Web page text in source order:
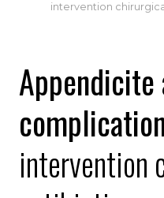
intervention
Appendicite
intervention